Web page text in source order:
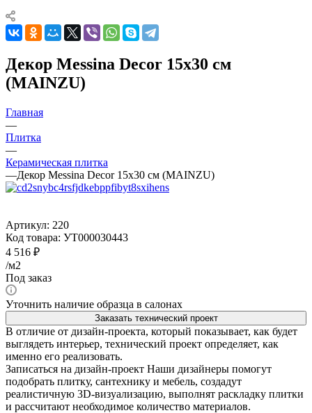
Декор Messina Decor 15x30 см
(MAINZU)
Главная
—
Плитка
—
Керамическая плитка
—Декор Messina Decor 15x30 см (MAINZU)
Артикул: 220
Код товара: УТ000030443
4 516 ₽
/м2
Под заказ
Уточнить наличие образца в салонах
Заказать технический проект
В отличие от дизайн-проекта, который показывает, как будет
выглядеть интерьер, технический проект определяет, как
именно его реализовать.
Записаться на дизайн-проект Наши дизайнеры помогут
подобрать плитку, сантехнику и мебель, создадут
реалистичную 3D-визуализацию, выполнят раскладку плитки
и рассчитают необходимое количество материалов.